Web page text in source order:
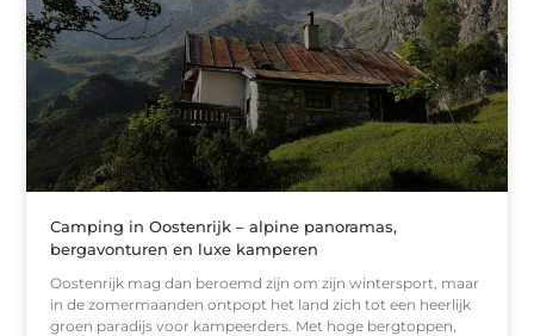
Camping in Oostenrijk – alpine panoramas,
bergavonturen en luxe kamperen
Oostenrijk mag dan beroemd zijn om zijn wintersport, maar
in de zomermaanden ontpopt het land zich tot een heerlijk
groen paradijs voor kampeerders. Met hoge bergtoppen,